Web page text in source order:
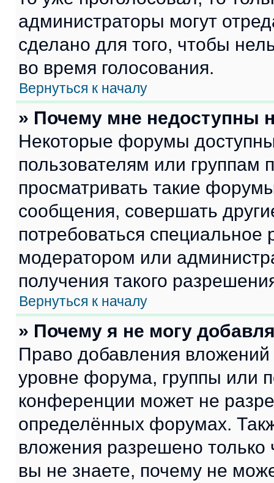
администраторы могут
сделано для того, чтобы
во время голосования.
Вернуться к началу
» Почему мне недоступны
Некоторые форумы
пользователям или группам
просматривать такие
сообщения, совершать
потребоваться
модератором или
получения такого
Вернуться к началу
» Почему я не могу
Право добавления
уровне форума, группы или
конференции может не
определённых форумах.
вложения разрешено
вы не знаете, почему не